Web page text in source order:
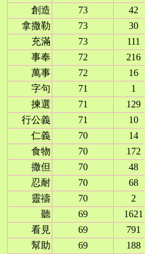
創造
73
42
拿撒勒
73
30
充滿
73
111
事奉
72
216
萬事
72
16
字句
71
1
揀選
71
129
行公義
71
10
仁義
70
14
食物
70
172
撒但
70
48
忍耐
70
68
靈禱
70
2
聽
69
1621
看見
69
791
幫助
69
188